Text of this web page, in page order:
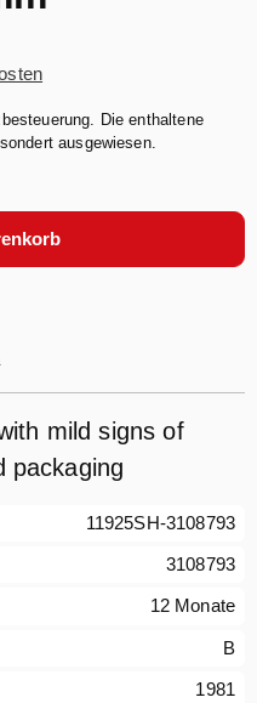
Die enthaltene
ausgewiesen.
mild signs of
packaging
11925SH-3108793
3108793
12 Monate
B
1981